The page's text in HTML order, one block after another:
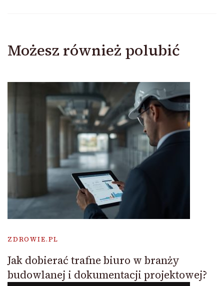
Możesz również polubić
ZDROWIE.PL
Jak dobierać trafne biuro w branży
budowlanej i dokumentacji projektowej?